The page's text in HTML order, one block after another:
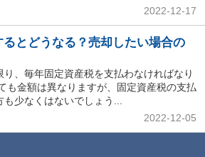
2022-12-17
るとどうなる？売却したい場合の
、毎年固定資産税を支払わなければなり
も金額は異なりますが、固定資産税の支払
少なくはないでしょう...
2022-12-05